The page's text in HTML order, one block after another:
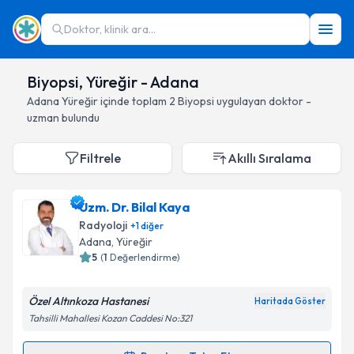
Doktor, klinik ara...
Biyopsi, Yüreğir - Adana
Adana Yüreğiriçinde toplam 2 Biyopsi uygulayan doktor -
uzman bulundu
Filtrele Akıllı Sıralama
Uzm. Dr. Bilal Kaya
Radyoloji +1diğer
Adana, Yüreğir
5 (1 Değerlendirme)
Özel Altınkoza Hastanesi Haritada Göster
Tahsilli Mahallesi Kozan Caddesi No:321